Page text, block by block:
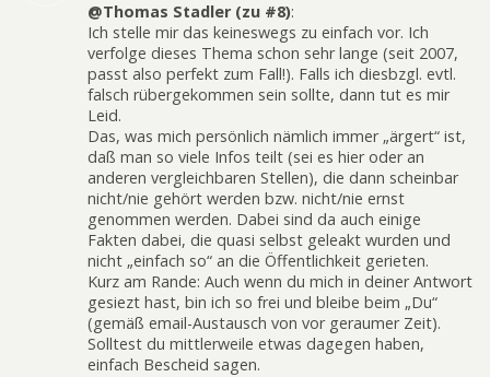
@Thomas Stadler (zu #8):
Ich stelle mir das keineswegs zu einfach vor. Ich
verfolge dieses Thema schon sehr lange (seit 2007,
passt also perfekt zum Fall!). Falls ich diesbzgl. evtl.
falsch rübergekommen sein sollte, dann tut es mir
Leid.
Das, was mich persönlich nämlich immer „ärgert“ ist,
daß man so viele Infos teilt (sei es hier oder an
anderen vergleichbaren Stellen), die dann scheinbar
nicht/nie gehört werden bzw. nicht/nie ernst
genommen werden. Dabei sind da auch einige
Fakten dabei, die quasi selbst geleakt wurden und
nicht „einfach so“ an die Öffentlichkeit gerieten.
Kurz am Rande: Auch wenn du mich in deiner Antwort
gesiezt hast, bin ich so frei und bleibe beim „Du“
(gemäß email-Austausch von vor geraumer Zeit).
Solltest du mittlerweile etwas dagegen haben,
einfach Bescheid sagen.